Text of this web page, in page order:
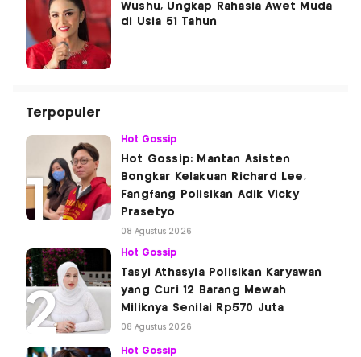
Wushu, Ungkap Rahasia Awet Muda
di Usia 51 Tahun
Terpopuler
Hot Gossip
Hot Gossip: Mantan Asisten
Bongkar Kelakuan Richard Lee,
Fangfang Polisikan Adik Vicky
Prasetyo
08 Agustus 2026
Hot Gossip
Tasyi Athasyia Polisikan Karyawan
yang Curi 12 Barang Mewah
Miliknya Senilai Rp570 Juta
08 Agustus 2026
Hot Gossip